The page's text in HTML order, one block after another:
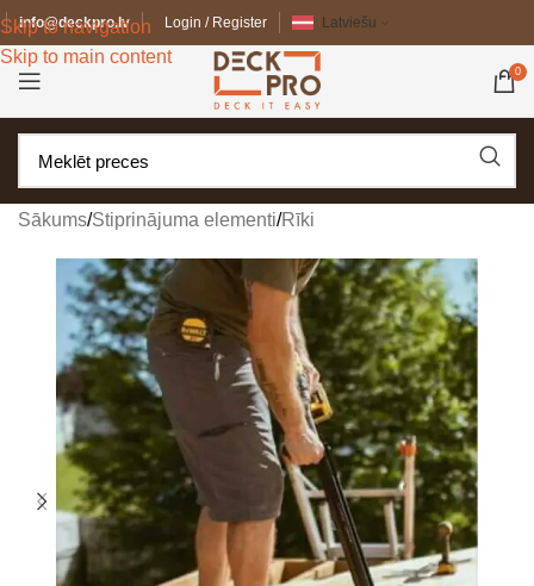
Skip to navigation
Skip to main content
info@deckpro.lv Login / Register Latviešu
0
Sākums/Stiprinājuma elementi/Rīki